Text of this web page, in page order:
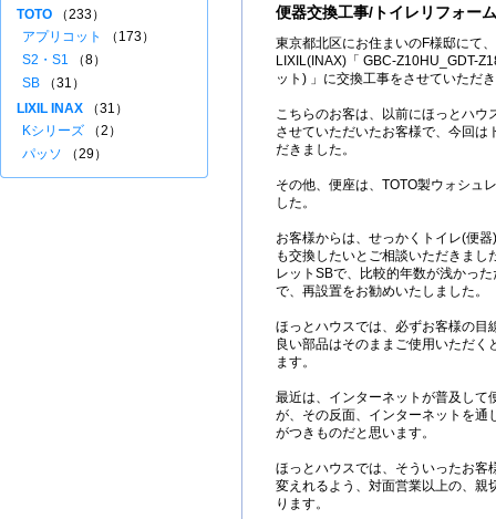
便器交換工事/トイレリフォーム
東京都北区にお住まいのF様邸にて
LIXIL(INAX)「 GBC-Z10HU_GDT-
ット) 」に交換工事をさせていただ
こちらのお客は、以前にほっとハウ
させていただいたお客様で、今回は
だきました。
その他、便座は、TOTO製ウォシュ
した。
お客様からは、せっかくトイレ(便
も交換したいとご相談いただきま
レットSBで、比較的年数が浅かっ
で、再設置をお勧めいたしました。
ほっとハウスでは、必ずお客様の目
良い部品はそのままご使用いただく
ます。
最近は、インターネットが普及して
が、その反面、インターネットを通
がつきものだと思います。
ほっとハウスでは、そういったお客
変えれるよう、対面営業以上の、親
ります。
TOTO （233）
アプリコット
（173）
S2・S1 （8）
SB （31）
LIXIL INAX （31）
Kシリーズ （2）
パッソ （29）